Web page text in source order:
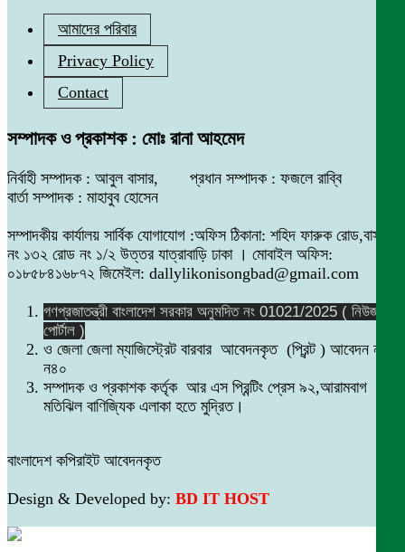
আমাদের পরিবার
Privacy Policy
Contact
সম্পাদক ও প্রকাশক : মোঃ রানা আহমেদ
নির্বাহী সম্পাদক : আবুল বাসার, প্রধান সম্পাদক : ফজলে রাব্বি
বার্তা সম্পাদক : মাহাবুব হোসেন
সম্পাদকীয় কার্যালয় সার্বিক যোগাযোগ :অফিস ঠিকানা: শহিদ ফারুক রোড,বাসা
নং ১৩২ রোড নং ১/২ উত্তর যাত্রাবাড়ি ঢাকা । মোবাইল অফিস:
০১৮৫৮৪১৬৮৭২ জিমেইল: dallylikonisongbad@gmail.com
গণপ্রজাতন্ত্রী বাংলাদেশ সরকার অনুমদিত নং 01021/2025 ( নিউজ
পোর্টাল )
ও জেলা জেলা ম্যাজিস্ট্রেট বারবার আবেদনকৃত (প্রিন্ট ) আবেদন নং
ন৪০
সম্পাদক ও প্রকাশক কর্তৃক আর এস প্রিন্টিং প্রেস ৯২,আরামবাগ
মতিঝিল বাণিজ্যিক এলাকা হতে মুদ্রিত।
বাংলাদেশ কপিরাইট আবেদনকৃত
Design & Developed by: BD IT HOST